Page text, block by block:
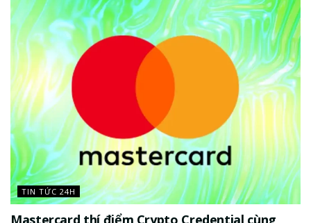
TIN TỨC 24H
Mastercard thí điểm Crypto Credential cùng